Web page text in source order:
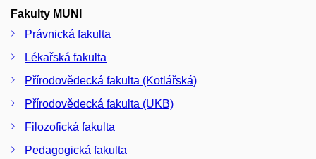
Fakulty MUNI
Právnická fakulta
Lékařská fakulta
Přírodovědecká fakulta (Kotlářská)
Přírodovědecká fakulta (UKB)
Filozofická fakulta
Pedagogická fakulta